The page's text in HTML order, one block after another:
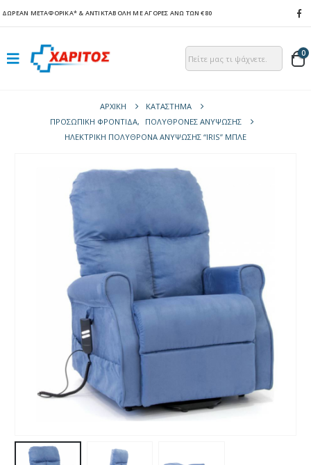
ΔΩΡΕΑΝ ΜΕΤΑΦΟΡΙΚΑ* & ΑΝΤΙΚΤΑΒΟΛΗ ΜΕ ΑΓΟΡΕΣ ΑΝΩ ΤΩΝ €80
0
ΑΡΧΙΚΉ
ΚΑΤΆΣΤΗΜΑ
ΠΡΟΣΩΠΙΚΗ ΦΡΟΝΤΙΔΑ,
ΠΟΛΥΘΡΌΝΕΣ ΑΝΎΨΩΣΗΣ
ΗΛΕΚΤΡΙΚΉ ΠΟΛΥΘΡΌΝΑ ΑΝΎΨΩΣΗΣ “IRIS” ΜΠΛΕ